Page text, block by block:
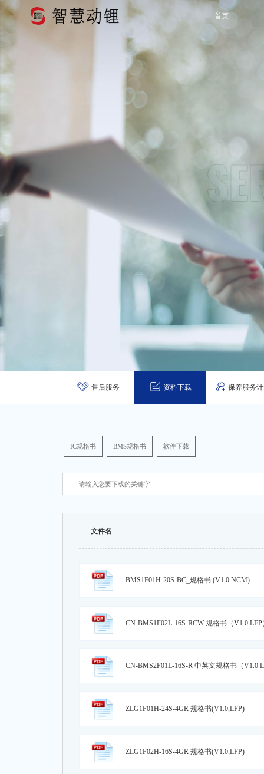
首页
售后服务 资料下载 保养服务
IC规格书 BMS规格书 软件下载
文件名
BMS1F01H-20S-BC_规格书 (V1.0 NCM)
CN-BMS1F02L-16S-RCW 规格书（V1.0 LFP
CN-BMS2F01L-16S-R 中英文规格书（V1.0
ZLG1F01H-24S-4GR 规格书(V1.0,LFP)
ZLG1F02H-16S-4GR 规格书(V1.0,LFP)